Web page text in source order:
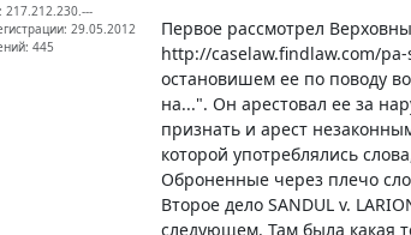
217.212.230.---
29.05.2012
445
Первое рассмотрел
http://caselaw.findlaw.com/
остановишем ее по поводу
на...". Он арестовал ее за
признать и арест
которой употреблялись
Оброненные через плечо
Второе дело SANDUL v.
следующем. Там была какая